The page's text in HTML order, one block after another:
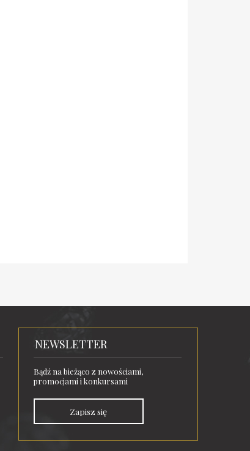
NEWSLETTER
Bądź na bieżąco z nowościami,
promocjami i konkursami
Zapisz się